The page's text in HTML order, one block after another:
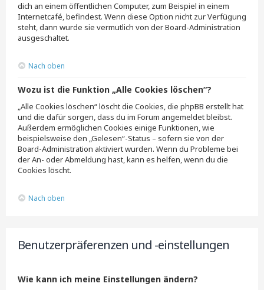
dich an einem öffentlichen Computer, zum Beispiel in einem
Internetcafé, befindest. Wenn diese Option nicht zur Verfügung
steht, dann wurde sie vermutlich von der Board-Administration
ausgeschaltet.
Nach oben
Wozu ist die Funktion „Alle Cookies löschen“?
„Alle Cookies löschen“ löscht die Cookies, die phpBB erstellt hat
und die dafür sorgen, dass du im Forum angemeldet bleibst.
Außerdem ermöglichen Cookies einige Funktionen, wie
beispielsweise den „Gelesen“-Status – sofern sie von der
Board-Administration aktiviert wurden. Wenn du Probleme bei
der An- oder Abmeldung hast, kann es helfen, wenn du die
Cookies löscht.
Nach oben
Benutzerpräferenzen und -einstellungen
Wie kann ich meine Einstellungen ändern?